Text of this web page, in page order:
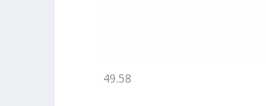
49.58